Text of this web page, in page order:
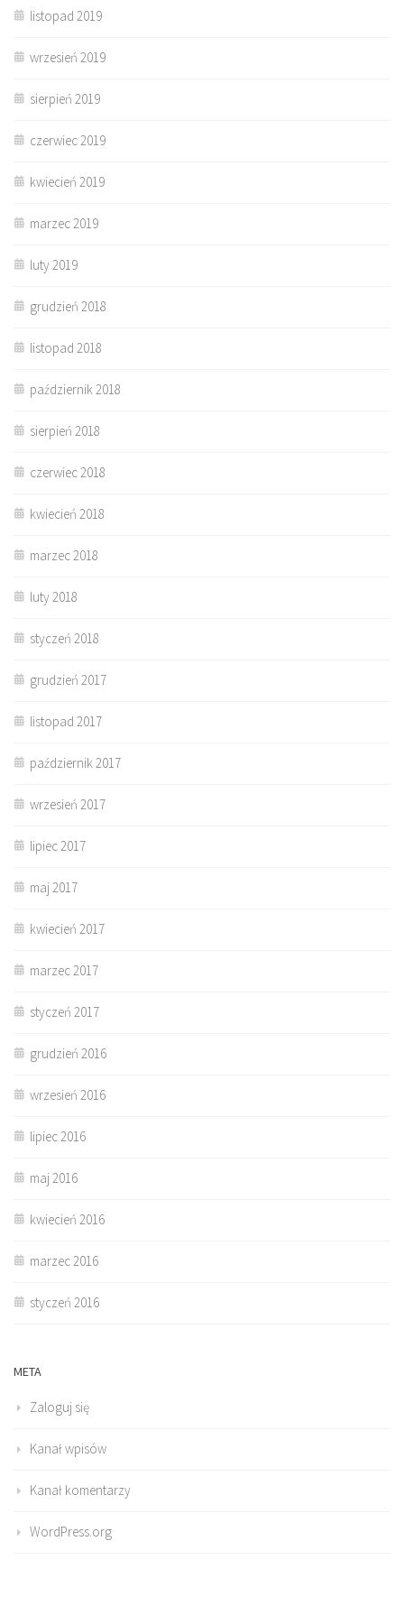
listopad 2019
wrzesień 2019
sierpień 2019
czerwiec 2019
kwiecień 2019
marzec 2019
luty 2019
grudzień 2018
listopad 2018
październik 2018
sierpień 2018
czerwiec 2018
kwiecień 2018
marzec 2018
luty 2018
styczeń 2018
grudzień 2017
listopad 2017
październik 2017
wrzesień 2017
lipiec 2017
maj 2017
kwiecień 2017
marzec 2017
styczeń 2017
grudzień 2016
wrzesień 2016
lipiec 2016
maj 2016
kwiecień 2016
marzec 2016
styczeń 2016
META
Zaloguj się
Kanał wpisów
Kanał komentarzy
WordPress.org